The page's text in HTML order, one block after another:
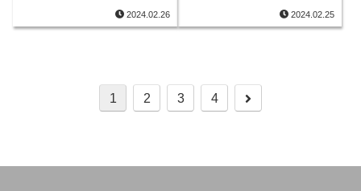
2024.02.26 2024.02.25
1 2 3 4
次